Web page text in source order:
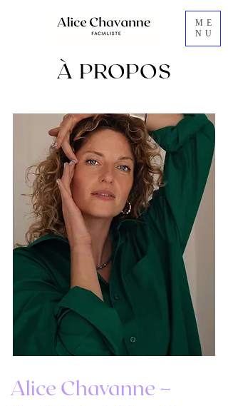
ME
NU
À PROPOS
Alice Chavanne –